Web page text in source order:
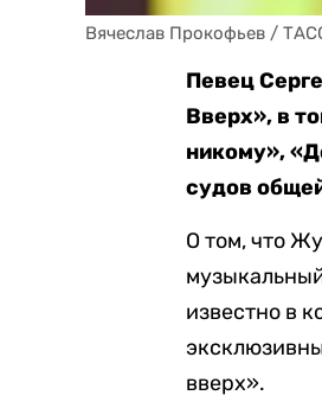
Вячеслав Прокофьев /
Певец
Вверх», в
никому»,
судов
О том, что
известно в
вверх».